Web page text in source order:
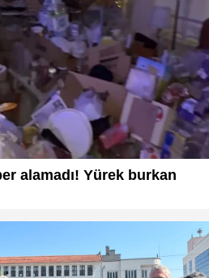
alamadı! Yürek burkan